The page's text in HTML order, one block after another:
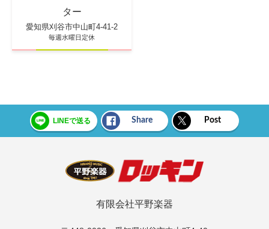
ター
愛知県刈谷市中山町4-41-2
毎週水曜日定休
LINEで送る Share Post
有限会社平野楽器